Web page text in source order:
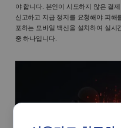
야 합니다. 본인이 시도하지 않은 결
신고하고 지급 정지를 요청해야 피해
포하는 모바일 백신을 설치하여 실시
중 하나입니다.